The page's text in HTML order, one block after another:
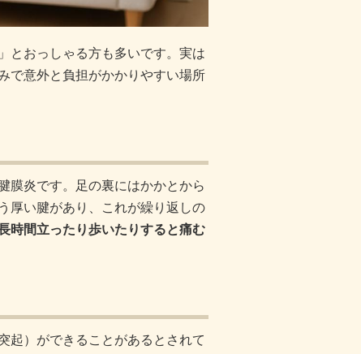
とおっしゃる方も多いです。実は
で意外と負担がかかりやすい場所
膜炎です。足の裏にはかかとから
厚い腱があり、これが繰り返しの
時間立ったり歩いたりすると痛む
起）ができることがあるとされて